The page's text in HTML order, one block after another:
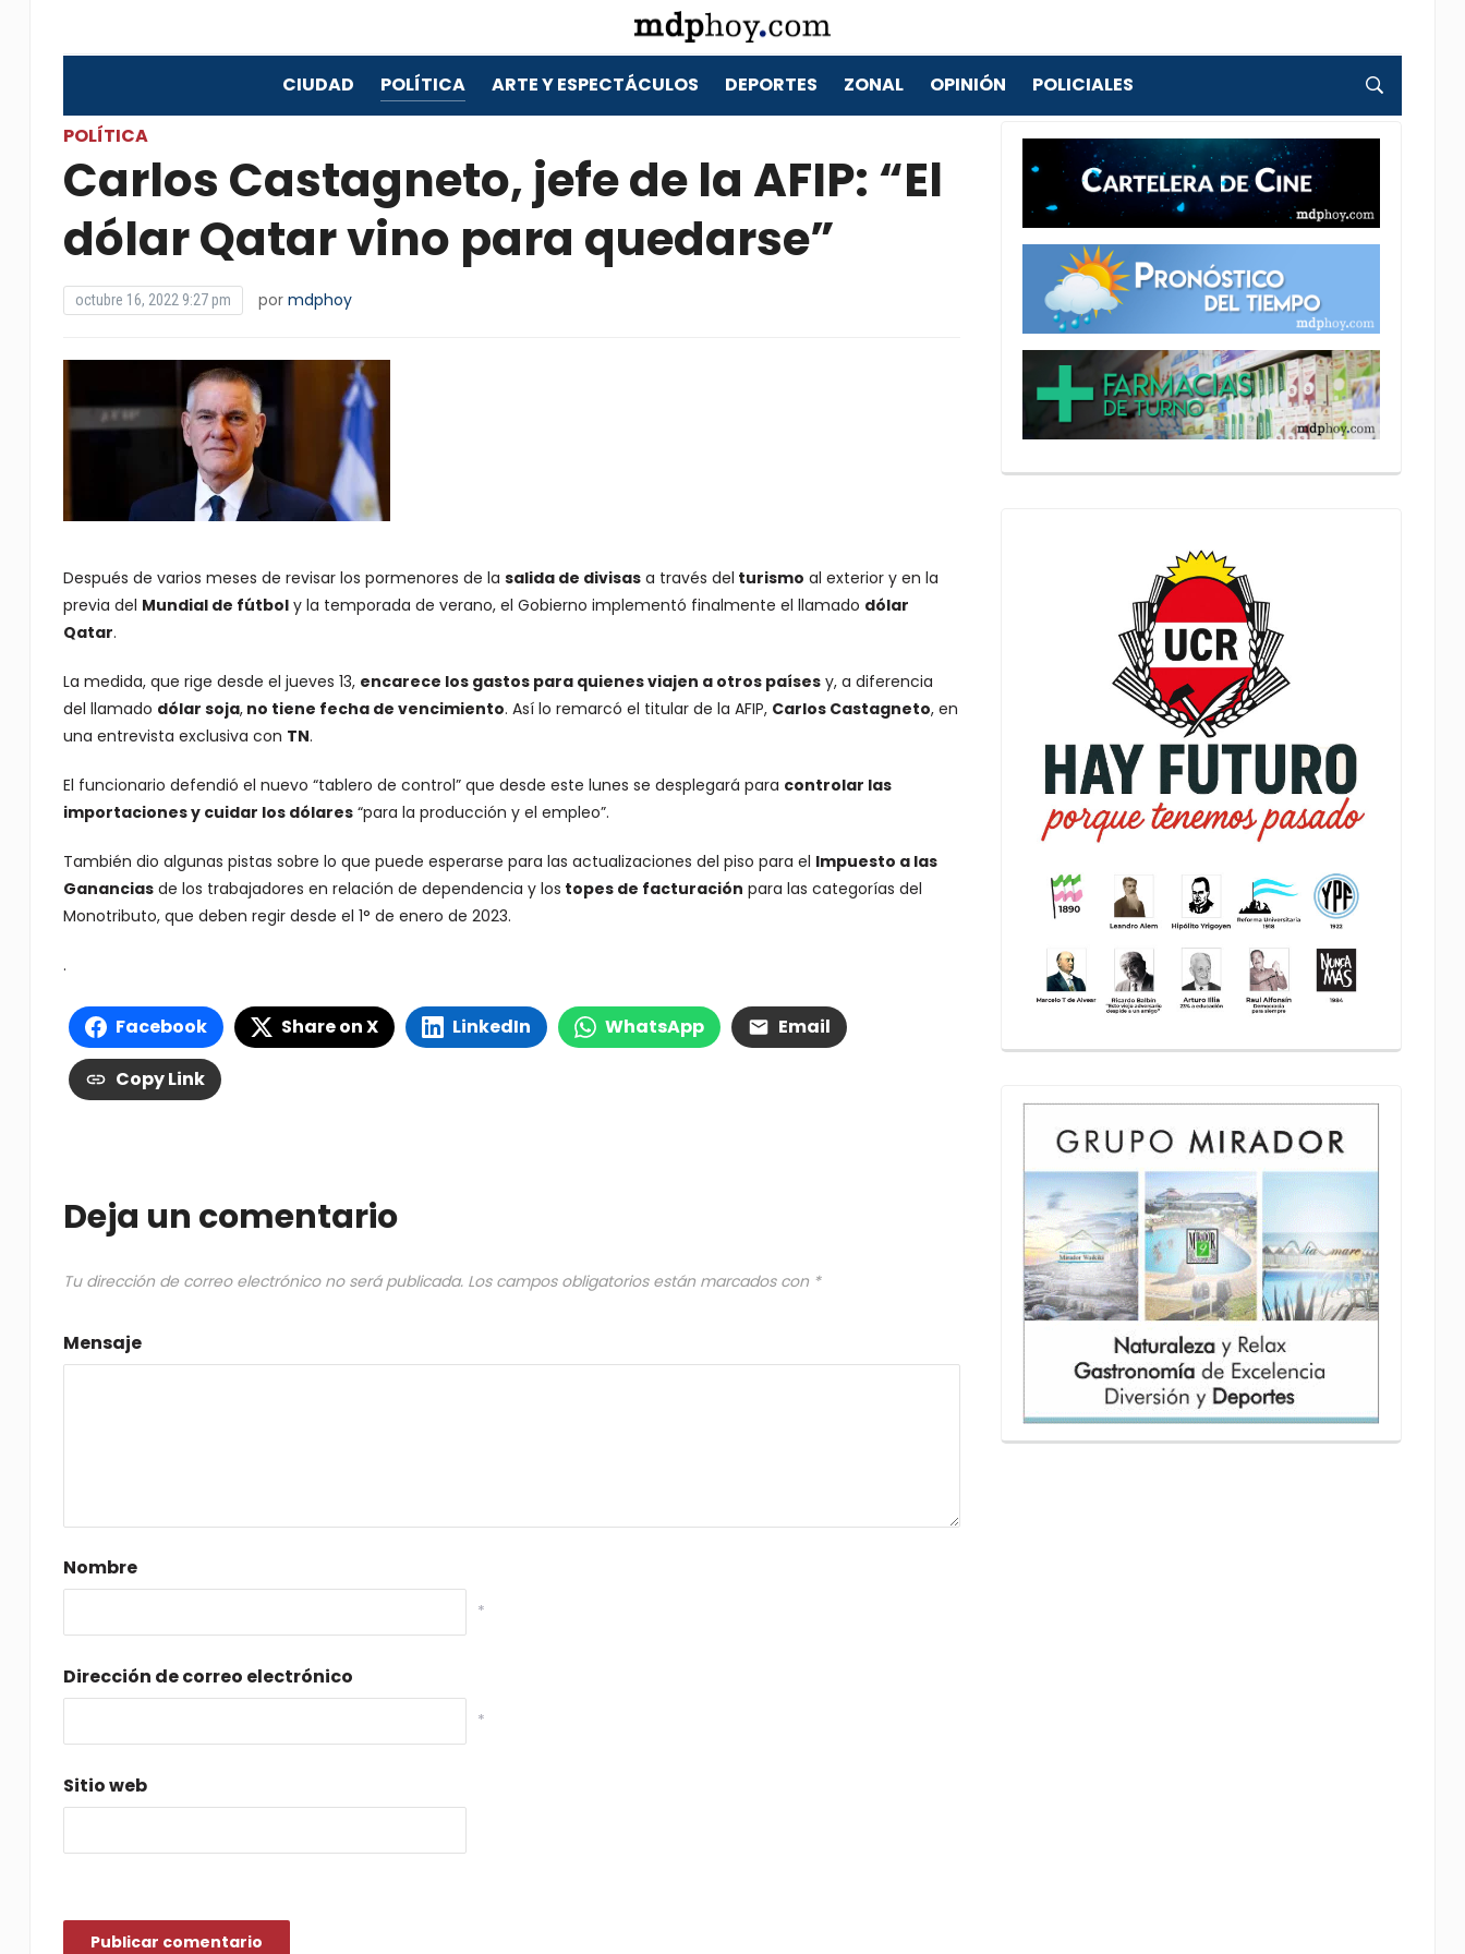
CIUDAD POLÍTICA ARTE Y ESPECTÁCULOS DEPORTES ZONAL OPINIÓN POLICIALES
POLÍTICA
Carlos Castagneto, jefe de la AFIP: “El
dólar Qatar vino para quedarse”
octubre 16, 2022 9:27 pm por mdphoy
Después de varios meses de revisar los pormenores de la salida de divisasa través del turismo al exterior y en la
previa del Mundial de fútboly la temporada de verano, el Gobierno implementó finalmente el llamado dólar
Qatar.
La medida, que rige desde el jueves 13, encarece los gastos para quienes viajen a otros paísesy, a diferencia
del llamado dólar soja, no tiene fecha de vencimiento. Así lo remarcó el titular de la AFIP, Carlos Castagneto, en
una entrevista exclusiva con TN.
El funcionario defendió el nuevo “tablero de control” que desde este lunes se desplegará para controlar las
importaciones y cuidar los dólares“para la producción y el empleo”.
También dio algunas pistas sobre lo que puede esperarse para las actualizaciones del piso para el Impuesto a las
Gananciasde los trabajadores en relación de dependencia y los topes de facturación para las categorías del
Monotributo, que deben regir desde el 1° de enero de 2023.
.
Facebook Share on X LinkedIn WhatsApp Email
Copy Link
Deja un comentario
Tu dirección de correo electrónico no será publicada. Los campos obligatorios están marcados con *
Mensaje
Nombre
*
Dirección de correo electrónico
*
Sitio web